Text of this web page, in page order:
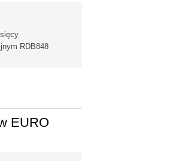
RDB848
EURO